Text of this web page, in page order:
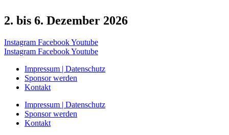
2. bis 6. Dezember 2026
Instagram FacebookYoutube
Instagram FacebookYoutube
Impressum | Datenschutz
Sponsor werden
Kontakt
Impressum | Datenschutz
Sponsor werden
Kontakt